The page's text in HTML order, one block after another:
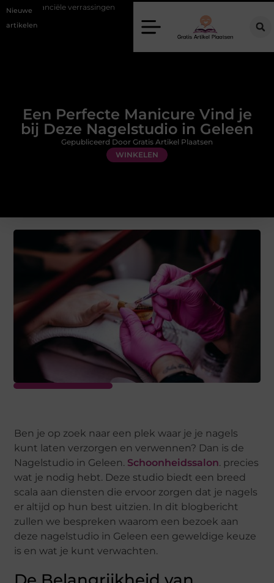
Nieuwe
artikelen
Gemiddelde tarieven van een dierenarts in Arnhem
Een Perfecte Manicure Vind je
bij Deze Nagelstudio in Geleen
WINKELEN
Gepubliceerd Door Gratis Artikel Plaatsen
Ben je op zoek naar een plek waar je je nagels
kunt laten verzorgen en verwennen? Dan is de
Nagelstudio in Geleen. Schoonheidssalon. precies
wat je nodig hebt. Deze studio biedt een breed
scala aan diensten die ervoor zorgen dat je nagels
er altijd op hun best uitzien. In dit blogbericht
zullen we bespreken waarom een bezoek aan
deze nagelstudio in Geleen een geweldige keuze
is en wat je kunt verwachten.